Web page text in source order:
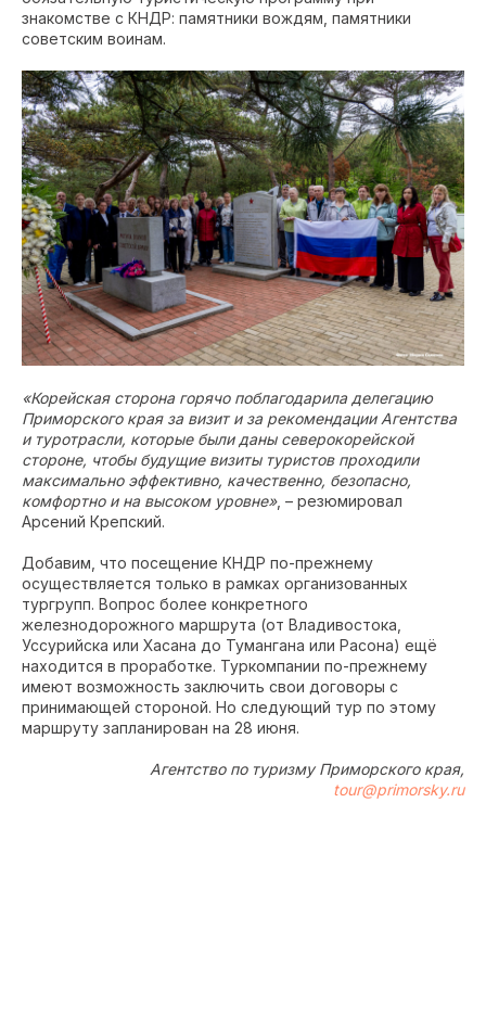
знакомстве с КНДР: памятники вождям, памятники
советским воинам.
«Корейская сторона горячо поблагодарила делегацию
Приморского края за визит и за рекомендации Агентства
и туротрасли, которые были даны северокорейской
стороне, чтобы будущие визиты туристов проходили
максимально эффективно, качественно, безопасно,
комфортно и на высоком уровне», – резюмировал
Арсений Крепский.
Добавим, что посещение КНДР по-прежнему
осуществляется только в рамках организованных
тургрупп. Вопрос более конкретного
железнодорожного маршрута (от Владивостока,
Уссурийска или Хасана до Тумангана или Расона) ещё
находится в проработке. Туркомпании по-прежнему
имеют возможность заключить свои договоры с
принимающей стороной. Но следующий тур по этому
маршруту запланирован на 28 июня.
Агентство по туризму Приморского края,
tour@primorsky.ru